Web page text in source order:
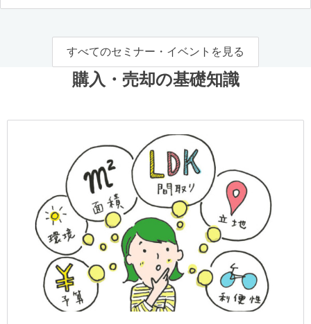
すべてのセミナー・イベントを見る
購入・売却の基礎知識